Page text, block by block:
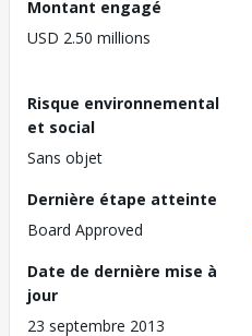
Montant engagé
USD 2.50 millions
Risque environnemental
et social
Sans objet
Dernière étape atteinte
Board Approved
Date de dernière mise à
jour
23 septembre 2013